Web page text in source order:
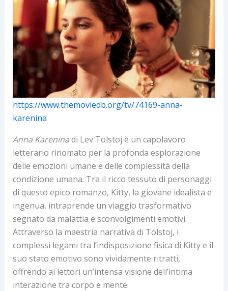
https://www.themoviedb.org/tv/74169-anna-
karenina
Anna Kareninadi Lev Tolstoj è un capolavoro
letterario rinomato per la profonda esplorazione
delle emozioni umane e delle complessità della
condizione umana. Tra il ricco tessuto di personaggi
di questo epico romanzo, Kitty, la giovane idealista e
ingenua, intraprende un viaggio trasformativo
segnato da malattia e sconvolgimenti emotivi.
Attraverso la maestria narrativa di Tolstoj, i
complessi legami tra l’indisposizione fisica di Kitty e il
suo stato emotivo sono vividamente ritratti,
offrendo ai lettori un’intensa visione dell’intima
interazione tra corpo e mente.